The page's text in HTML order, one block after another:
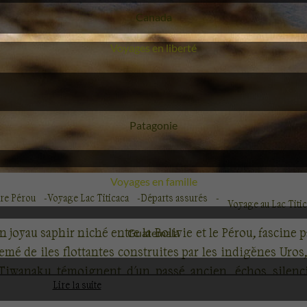
Voyage
Canada
Voyage
Patagonie
Voyage
Guatemala
Voyages en liberté
Voyages en famille
Pérou Voyage Lac Titicaca Départs assurés
Voyage au Lac
joyau saphir niché entre la Bolivie et le Pérou, fascine
de iles flottantes construites par les indigènes
témoignent d'un passé ancien, échos
le lac, résonnent en harmonie le murmure des
Lire la suite